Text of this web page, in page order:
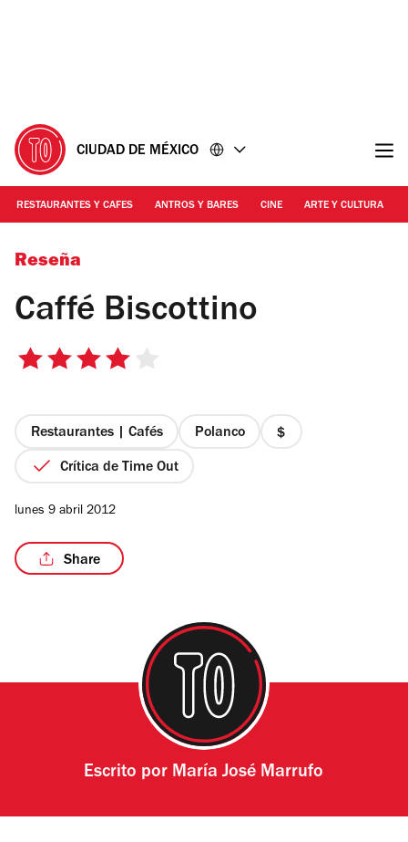
CIUDAD DE MÉXICO
RESTAURANTES Y CAFES ANTROS Y BARES CINE ARTE Y CULTURA
Ariette Armella
Reseña
Caffé Biscottino
4
estrellas
Restaurantes | Cafés Polanco
precio
Crítica de Time Out
lunes 9 abril 2012
Share
Escrito por María José Marrufo